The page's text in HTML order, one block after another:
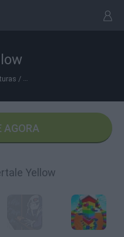
/ Jogos de Aventura Gráfica
AGORA
Yellow